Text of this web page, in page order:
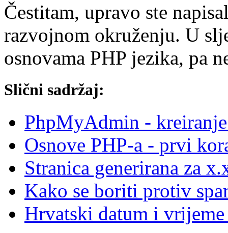
Čestitam, upravo ste
razvojnom okruženju. U
osnovama PHP jezika, pa
Slični sadržaj:
PhpMyAdmin -
Osnove PHP-a - prvi
Stranica generirana za
Kako se boriti protiv
Hrvatski datum i vrijeme